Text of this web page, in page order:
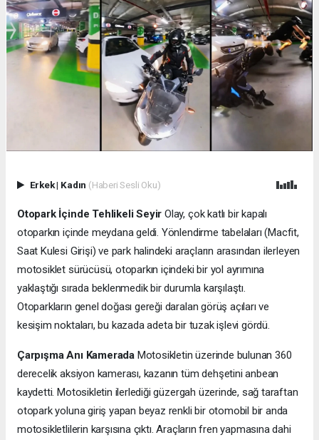
Erkek| Kadın (Haberi Sesli Oku)
Otopark İçinde Tehlikeli Seyir Olay, çok katlı bir kapalı
otoparkın içinde meydana geldi. Yönlendirme tabelaları (Macfit,
Saat Kulesi Girişi) ve park halindeki araçların arasından ilerleyen
motosiklet sürücüsü, otoparkın içindeki bir yol ayrımına
yaklaştığı sırada beklenmedik bir durumla karşılaştı.
Otoparkların genel doğası gereği daralan görüş açıları ve
kesişim noktaları, bu kazada adeta bir tuzak işlevi gördü.
Çarpışma Anı KameradaMotosikletin üzerinde bulunan 360
derecelik aksiyon kamerası, kazanın tüm dehşetini anbean
kaydetti. Motosikletin ilerlediği güzergah üzerinde, sağ taraftan
otopark yoluna giriş yapan beyaz renkli bir otomobil bir anda
motosikletlilerin karşısına çıktı. Araçların fren yapmasına dahi